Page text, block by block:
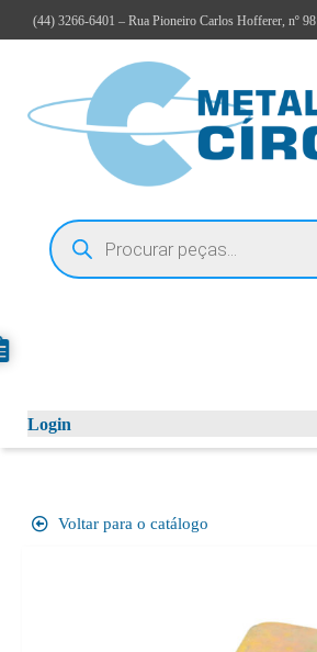
(44) 3266-6401 – Rua Pioneiro Carlos Hofferer, nº 98
Login
Voltar para o catálogo